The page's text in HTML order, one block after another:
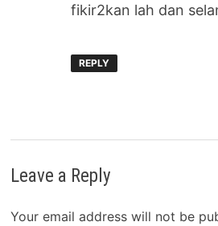
fikir2kan lah dan
REPLY
Leave a Reply
Your email address will not be